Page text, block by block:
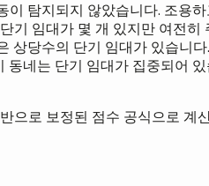
이 탐지되지 않았습니다. 조용
기 임대가 몇 개 있지만 여전
상당수의 단기 임대가 있습니
동네는 단기 임대가 집중되어
으로 보정된 점수 공식으로